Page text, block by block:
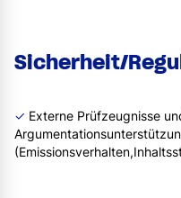
Sicherheit/
✓ Externe Prüfzeugnisse